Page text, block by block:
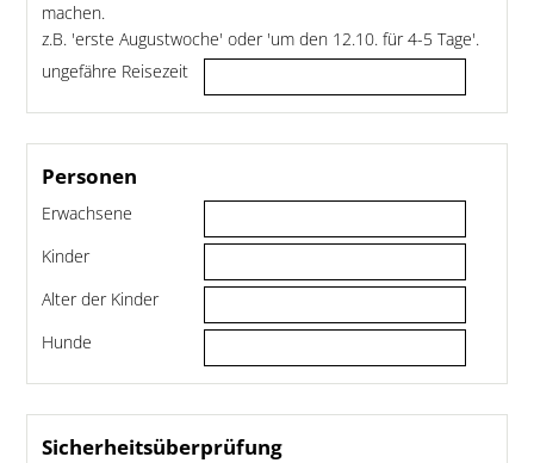
machen.
z.B. 'erste Augustwoche' oder 'um den 12.10. für 4-5 Tage'.
ungefähre Reisezeit
Personen
Erwachsene
Kinder
Alter der Kinder
Hunde
Sicherheitsüberprüfung